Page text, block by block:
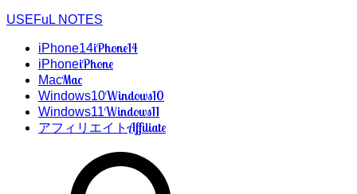
USEFuL NOTES
iPhone14iPhone14
iPhoneiPhone
MacMac
Windows10Windows10
Windows11Windows11
アフィリエイトAffiliate